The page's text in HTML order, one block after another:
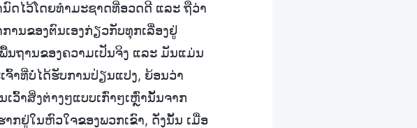
ໄວ້ໂດຍທຳມະຊາດທີ່ອວດດີ ແລະ ຖືວ່າ
ນຂອງຕົນເອງກ່ຽວກັບທຸກເລື່ອງຢູ່
ຖານຂອງຄວາມເປັນຈິງ ແລະ ມັນແມ່ນ
າທີ່ບໍ່ໄດ້ຮັບການປ່ຽນແປງ, ຍ້ອນວ່າ
ວົ້າສິ່ງຕ່າງໆແບບເກົ່າໆເຫຼົ່ານັ້ນຈາກ
ກຢູ່ໃນຫົວໃຈຂອງພວກເຂົາ, ດັ່ງນັ້ນ ເມື່ອ